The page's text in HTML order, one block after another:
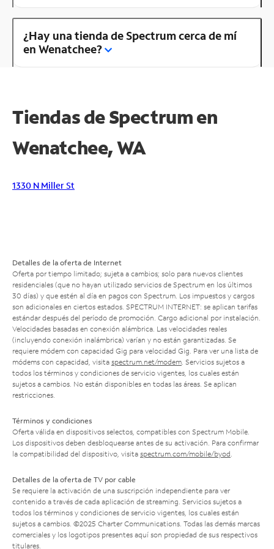
¿Hay una tienda de Spectrum cerca de mí
en Wenatchee?
Tiendas de Spectrum en
Wenatchee, WA
1330 N Miller St
Detalles de la oferta de Internet
Oferta por tiempo limitado; sujeta a cambios; solo para nuevos clientes
residenciales (que no hayan utilizado servicios de Spectrum en los últimos
30 días) y que estén al día en pagos con Spectrum. Los impuestos y cargos
son adicionales en ciertos estados. SPECTRUM INTERNET: se aplican tarifas
estándar después del período de promoción. Cargo adicional por instalación.
Velocidades basadas en conexión alámbrica. Las velocidades reales
(incluyendo conexión inalámbrica) varían y no están garantizadas. Se
requiere módem con capacidad Gig para velocidad Gig. Para ver una lista de
módems con capacidad, visita spectrum.net/modem . Servicios sujetos a
todos los términos y condiciones de servicio vigentes, los cuales están
sujetos a cambios. No están disponibles en todas las áreas. Se aplican
restricciones.
Términos y condiciones
Oferta válida en dispositivos selectos, compatibles con Spectrum Mobile.
Los dispositivos deben desbloquearse antes de su activación. Para confirmar
la compatibilidad del dispositivo, visita spectrum.com/mobile/byod
Detalles de la oferta de TV por cable
Se requiere la activación de una suscripción independiente para ver
contenido a través de cada aplicación de streaming. Servicios sujetos a
todos los términos y condiciones de servicio vigentes, los cuales están
sujetos a cambios. ©2025 Charter Communications. Todas las demás marcas
comerciales y los logotipos presentes aquí son propiedad de sus respectivos
titulares.